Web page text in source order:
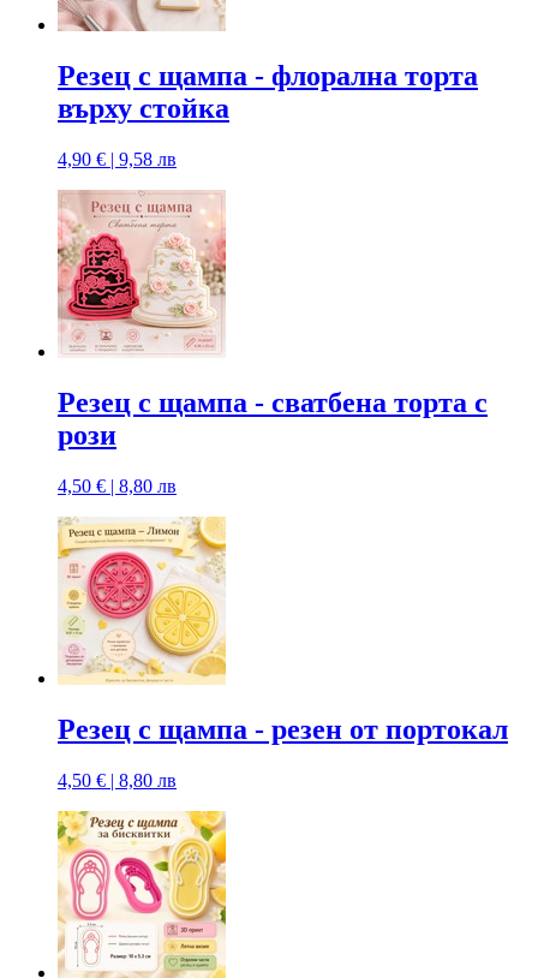
Резец с щампa - флорална торта
върху стойка
4,90 € | 9,58 лв
Резец с щампa - сватбена торта с
рози
4,50 € | 8,80 лв
Резец с щампa - резен от портокал
4,50 € | 8,80 лв